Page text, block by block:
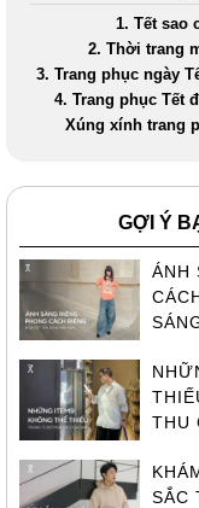
1. Tết sao
2. Thời trang
3. Trang phục ngày
4. Trang phục Tết
Xúng xính trang
GỢI Ý
ÁNH
THU
SẮC